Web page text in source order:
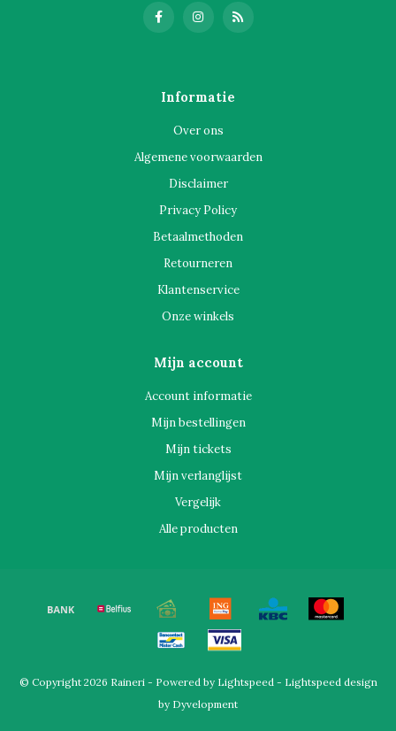
Informatie
Over ons
Algemene voorwaarden
Disclaimer
Privacy Policy
Betaalmethoden
Retourneren
Klantenservice
Onze winkels
Mijn account
Account informatie
Mijn bestellingen
Mijn tickets
Mijn verlanglijst
Vergelijk
Alle producten
© Copyright 2026 Raineri - Powered by Lightspeed - Lightspeed design
by Dyvelopment